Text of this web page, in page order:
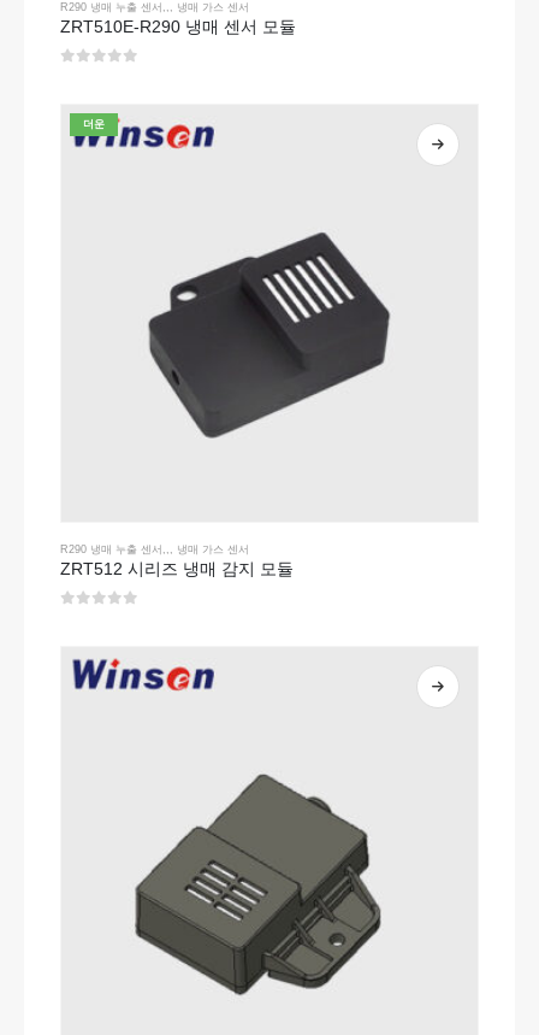
R290 냉매 누출 센서 ,,, 냉매 가스 센서
ZRT510E-R290 냉매 센서 모듈
더운
R290 냉매 누출 센서 냉매 가스 센서
ZRT512 시리즈 냉매 감지 모듈